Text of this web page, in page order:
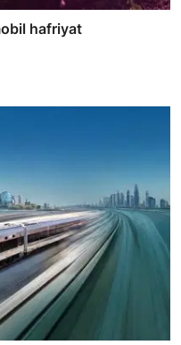
hafriyat